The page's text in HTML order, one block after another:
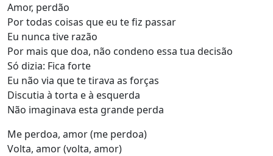
Amor, perdão
Por todas coisas que eu te fiz passar
Eu nunca tive razão
Por mais que doa, não condeno essa tua decisão
Só dizia: Fica forte
Eu não via que te tirava as forças
Discutia à torta e à esquerda
Não imaginava esta grande perda
Me perdoa, amor (me perdoa)
Volta, amor (volta, amor)